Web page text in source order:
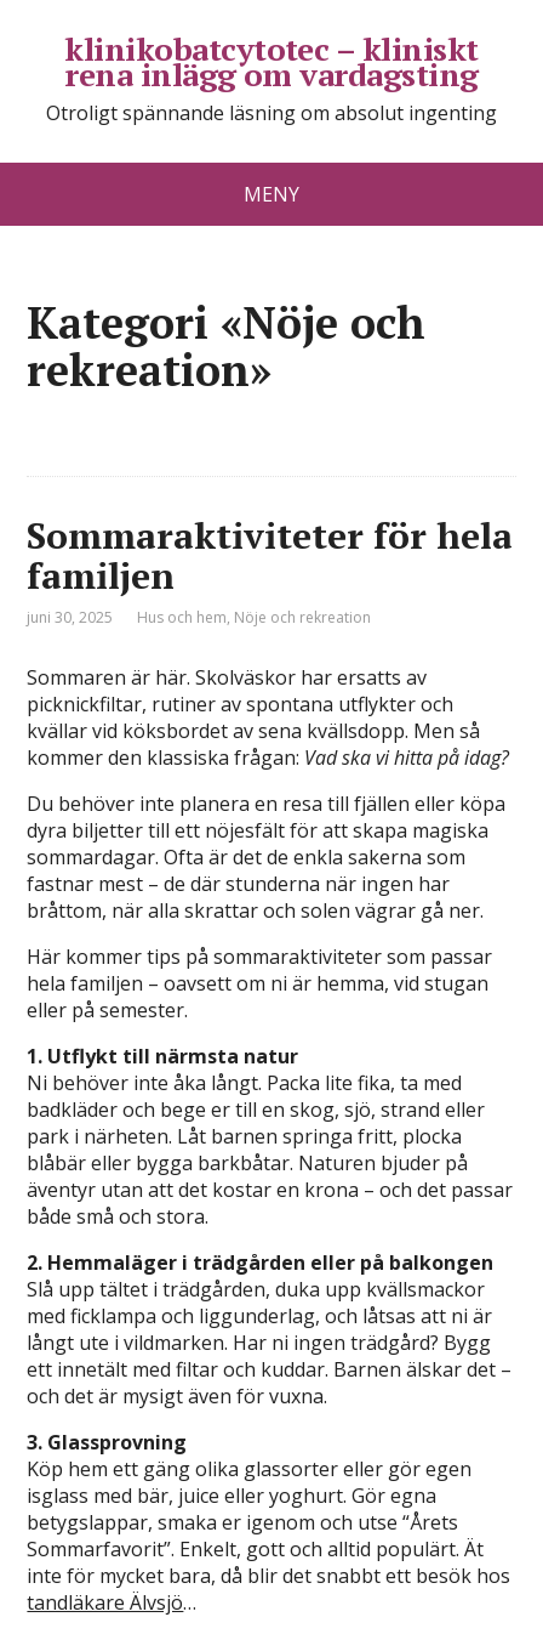
klinikobatcytotec – kliniskt
rena inlägg om vardagsting
Otroligt spännande läsning om absolut ingenting
MENY
Kategori «Nöje och
rekreation»
Sommaraktiviteter för hela
familjen
juni 30, 2025 Hus och hem, Nöje och rekreation
Sommaren är här. Skolväskor har ersatts av
picknickfiltar, rutiner av spontana utflykter och
kvällar vid köksbordet av sena kvällsdopp. Men så
kommer den klassiska frågan: Vad ska vi hitta på idag?
Du behöver inte planera en resa till fjällen eller köpa
dyra biljetter till ett nöjesfält för att skapa magiska
sommardagar. Ofta är det de enkla sakerna som
fastnar mest – de där stunderna när ingen har
bråttom, när alla skrattar och solen vägrar gå ner.
Här kommer tips på sommaraktiviteter som passar
hela familjen – oavsett om ni är hemma, vid stugan
eller på semester.
1. Utflykt till närmsta natur
Ni behöver inte åka långt. Packa lite fika, ta med
badkläder och bege er till en skog, sjö, strand eller
park i närheten. Låt barnen springa fritt, plocka
blåbär eller bygga barkbåtar. Naturen bjuder på
äventyr utan att det kostar en krona – och det passar
både små och stora.
2. Hemmaläger i trädgården eller på balkongen
Slå upp tältet i trädgården, duka upp kvällsmackor
med ficklampa och liggunderlag, och låtsas att ni är
långt ute i vildmarken. Har ni ingen trädgård? Bygg
ett innetält med filtar och kuddar. Barnen älskar det –
och det är mysigt även för vuxna.
3. Glassprovning
Köp hem ett gäng olika glassorter eller gör egen
isglass med bär, juice eller yoghurt. Gör egna
betygslappar, smaka er igenom och utse “Årets
Sommarfavorit”. Enkelt, gott och alltid populärt. Ät
inte för mycket bara, då blir det snabbt ett besök hos
tandläkare Älvsjö…